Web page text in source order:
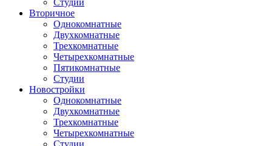
Студии
Вторичное
Однокомнатные
Двухкомнатные
Трехкомнатные
Четырехкомнатные
Пятикомнатные
Студии
Новостройки
Однокомнатные
Двухкомнатные
Трехкомнатные
Четырехкомнатные
Студии